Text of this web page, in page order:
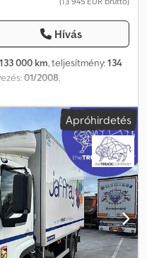
Hívás
133 000 km, teljesítmény:134
01/2008,
4, Felszereltség:
- Kampós felépítmény,
N U Iox Acgef
Apróhirdetés